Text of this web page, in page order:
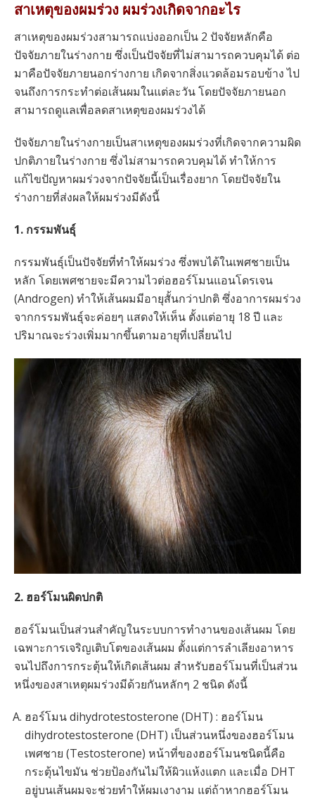
สาเหตุของผมร่วง ผมร่วงเกิดจากอะไร
สาเหตุของผมร่วงสามารถแบ่งออกเป็น 2 ปัจจัยหลักคือ
ปัจจัยภายในร่างกาย ซึ่งเป็นปัจจัยที่ไม่สามารถควบคุมได้ ต่อ
มาคือปัจจัยภายนอกร่างกาย เกิดจากสิ่งแวดล้อมรอบข้าง ไป
จนถึงการกระทำต่อเส้นผมในแต่ละวัน โดยปัจจัยภายนอก
สามารถดูแลเพื่อลดสาเหตุของผมร่วงได้
ปัจจัยภายในร่างกายเป็นสาเหตุของผมร่วงที่เกิดจากความผิด
ปกติภายในร่างกาย ซึ่งไม่สามารถควบคุมได้ ทำให้การ
แก้ไขปัญหาผมร่วงจากปัจจัยนี้เป็นเรื่องยาก โดยปัจจัยใน
ร่างกายที่ส่งผลให้ผมร่วงมีดังนี้
1. กรรมพันธุ์
กรรมพันธุ์เป็นปัจจัยที่ทำให้ผมร่วง ซึ่งพบได้ในเพศชายเป็น
หลัก โดยเพศชายจะมีความไวต่อฮอร์โมนแอนโดรเจน
(Androgen) ทำให้เส้นผมมีอายุสั้นกว่าปกติ ซึ่งอาการผมร่วง
จากกรรมพันธุ์จะค่อยๆ แสดงให้เห็น ตั้งแต่อายุ 18 ปี และ
ปริมาณจะร่วงเพิ่มมากขึ้นตามอายุที่เปลี่ยนไป
2. ฮอร์โมนผิดปกติ
ฮอร์โมนเป็นส่วนสำคัญในระบบการทำงานของเส้นผม โดย
เฉพาะการเจริญเติบโตของเส้นผม ตั้งแต่การลำเลียงอาหาร
จนไปถึงการกระตุ้นให้เกิดเส้นผม สำหรับฮอร์โมนที่เป็นส่วน
หนึ่งของสาเหตุผมร่วงมีด้วยกันหลักๆ 2 ชนิด ดังนี้
ฮอร์โมน dihydrotestosterone (DHT) : ฮอร์โมน
dihydrotestosterone (DHT) เป็นส่วนหนึ่งของฮอร์โมน
เพศชาย (Testosterone) หน้าที่ของฮอร์โมนชนิดนี้คือ
กระตุ้นไขมัน ช่วยป้องกันไม่ให้ผิวแห้งแตก และเมื่อ DHT
อยู่บนเส้นผมจะช่วยทำให้ผมเงางาม แต่ถ้าหากฮอร์โมน